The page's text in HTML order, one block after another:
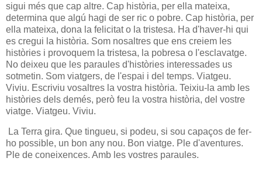
sigui més que cap altre. Cap història, per ella mateixa,
determina que algú hagi de ser ric o pobre. Cap història, per
ella mateixa, dona la felicitat o la tristesa. Ha d'haver-hi qui
es cregui la història. Som nosaltres que ens creiem les
històries i provoquem la tristesa, la pobresa o l'esclavatge.
No deixeu que les paraules d'històries interessades us
sotmetin. Som viatgers, de l'espai i del temps. Viatgeu.
Viviu. Escriviu vosaltres la vostra història. Teixiu-la amb les
històries dels demés, però feu la vostra història, del vostre
viatge. Viatgeu. Viviu.
La Terra gira. Que tingueu, si podeu, si sou capaços de fer-
ho possible, un bon any nou. Bon viatge. Ple d'aventures.
Ple de coneixences. Amb les vostres paraules.